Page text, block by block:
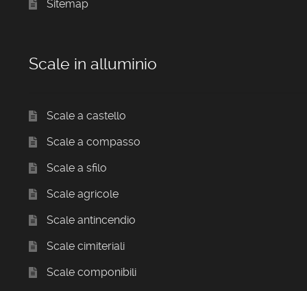
Sitemap
Scale in alluminio
Scale a castello
Scale a compasso
Scale a sfilo
Scale agricole
Scale antincendio
Scale cimiteriali
Scale componibili